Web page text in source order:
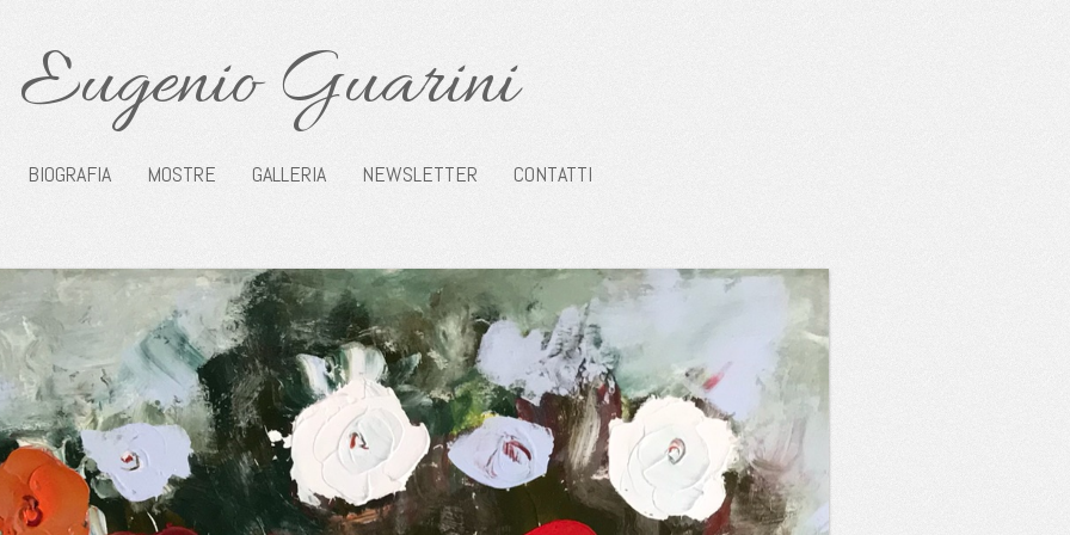
Eugenio Guarini
BIOGRAFIA MOSTRE GALLERIA NEWSLETTER CONTATTI